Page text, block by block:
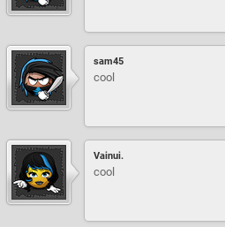
sam45
cool
Vainui.
cool